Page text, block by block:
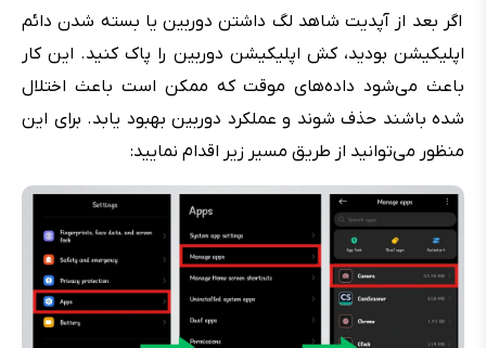
اگر بعد از آپدیت شاهد لگ داشتن دوربین یا بسته شدن دائم
اپلیکیشن بودید، کش اپلیکیشن دوربین را پاک کنید. این کار
باعث می‌شود داده‌های موقت که ممکن است باعث اختلال
شده باشند حذف شوند و عملکرد دوربین بهبود یابد. برای این
منظور می‌توانید از طریق مسیر زیر اقدام نمایید: